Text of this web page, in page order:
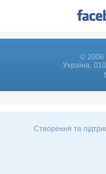
© 2006
Україна,
Створення та